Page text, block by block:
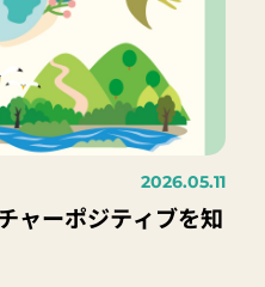
2026.05.11
ャーポジティブを知